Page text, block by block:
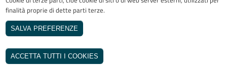
finalità proprie di dette parti terze.
SALVA PREFERENZE
ACCETTA TUTTI I COOKIES
Copyright © 2005-2023 - ASST Papa
Giovanni XXIII - Piazza OMS 1 24127
Bergamo - Tutti i diritti riservati